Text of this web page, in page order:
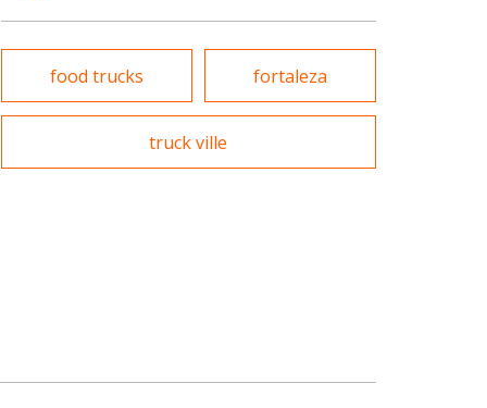
Japonesa e Oriental
Padarias e Confeitarias
Portuguesa
food trucks fortaleza
truck ville